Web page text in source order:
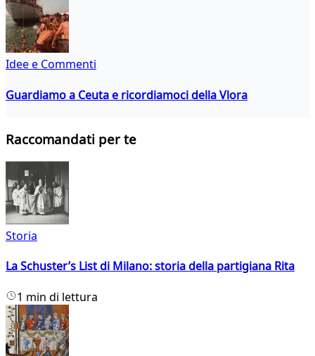
Idee e Commenti
Guardiamo a Ceuta e ricordiamoci della Vlora
Raccomandati per te
Storia
La Schuster’s List di Milano: storia della partigiana Rita
1 min di lettura